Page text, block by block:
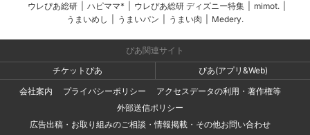
ウレぴあ総研 ハピママ* ウレぴあ総研 ディズニー特集 mimot.
うまいめし
うまいパン うまい肉 Medery.
ぴあ関連サイト
チケットぴあ
ぴあ(アプリ&Web)
会社案内
プライバシーポリシー
アクセスデータの利用・著作権等
外部送信ポリシー
広告出稿・お取り組みのご相談・情報掲載・その他お問い合わせ